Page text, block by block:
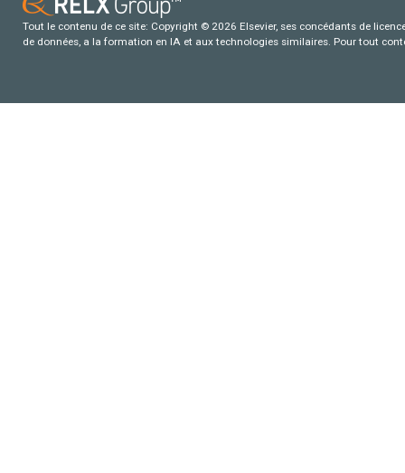
Tout le contenu de ce site: Copyright © 2026 Elsevier, ses concédants de
de données, a la formation en IA et aux technologies similaires. Pour tout